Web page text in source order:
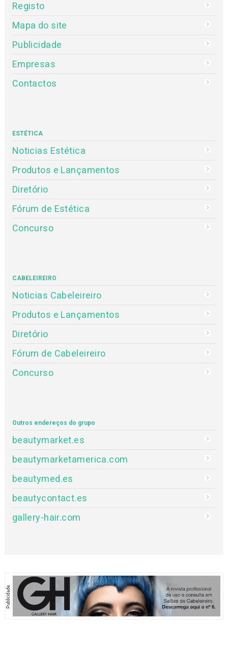
Registo
Mapa do site
Publicidade
Empresas
Contactos
ESTÉTICA
Noticias Estética
Produtos e Lançamentos
Diretório
Fórum de Estética
Concurso
CABELEIREIRO
Noticias Cabeleireiro
Produtos e Lançamentos
Diretório
Fórum de Cabeleireiro
Concurso
Outros endereços do grupo
beautymarket.es
beautymarketamerica.com
beautymed.es
beautycontact.es
gallery-hair.com